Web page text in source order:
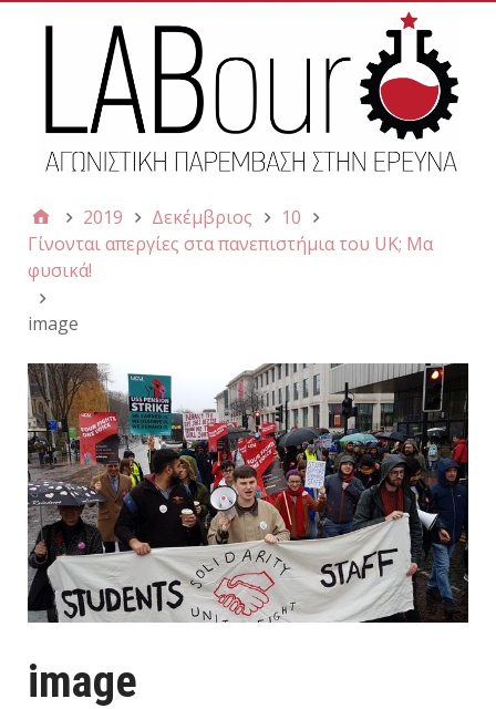
2019 Δεκέμβριος
10
Γίνονται απεργίες στα πανεπιστήμια του UK; Μα
φυσικά!
image
image